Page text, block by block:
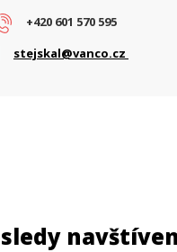
+420 601 570 595
stejskal@vanco.cz